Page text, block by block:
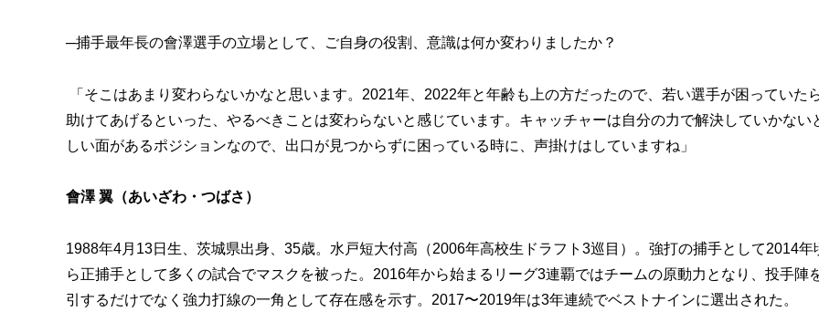
─捕手最年長の會澤選手の立場として、ご自身の役割、意識は何か変わりましたか？
「そこはあまり変わらないかなと思います。2021年、2022年と年齢も上の方だったので、若い選手が困っていたら
助けてあげるといった、やるべきことは変わらないと感じています。キャッチャーは自分の力で解決していかない
しい面があるポジションなので、出口が見つからずに困っている時に、声掛けはしていますね」
會澤 翼（あいざわ・つばさ）
1988年4月13日生、茨城県出身、35歳。水戸短大付高（2006年高校生ドラフト3巡目）。強打の捕手として2014年
ら正捕手として多くの試合でマスクを被った。2016年から始まるリーグ3連覇ではチームの原動力となり、投手陣
引するだけでなく強力打線の一角として存在感を示す。2017〜2019年は3年連続でベストナインに選出された。